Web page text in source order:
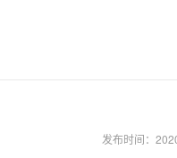
发布时间：